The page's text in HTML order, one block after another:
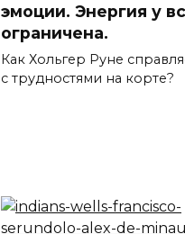
эмоции. Энергия у
ограничена.
Как Хольгер Руне
с трудностями на корте?